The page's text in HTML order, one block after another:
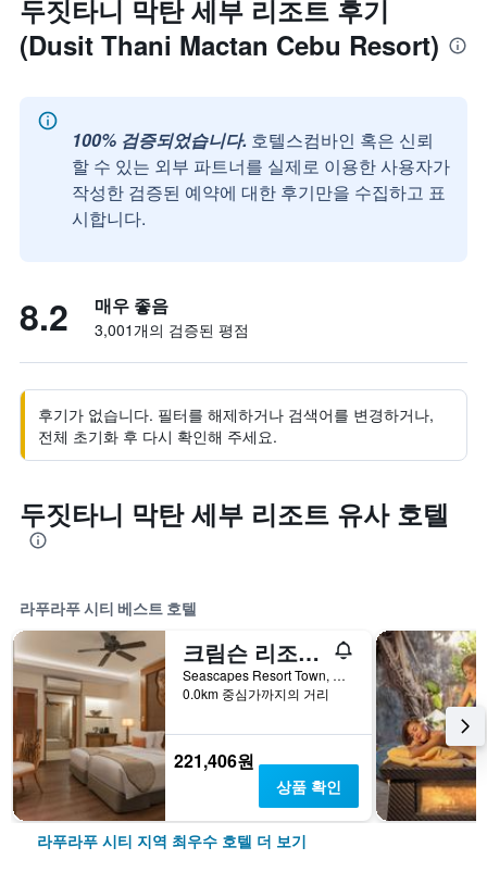
두짓타니 막탄 세부 리조트 후기
(Dusit Thani Mactan Cebu Resort)
100% 검증되었습니다. 호텔스컴바인 혹은 신뢰
할 수 있는 외부 파트너를 실제로 이용한 사용자가
작성한 검증된 예약에 대한 후기만을 수집하고 표
시합니다.
8.2 매우 좋음
3,001개의 검증된 평점
후기가 없습니다. 필터를 해제하거나 검색어를 변경하거나,
전체 초기화 후 다시 확인해 주세요.
두짓타니 막탄 세부 리조트 유사 호텔
라푸라푸 시티 베스트 호텔
크림슨 리조트 & 스파 막탄
Seascapes Resort Town, Mactan Island, Cebu City, 라푸라푸 시티, 필리핀
0.0km 중심가까지의 거리
221,406원
상품 확인
라푸라푸 시티 지역 최우수 호텔 더 보기